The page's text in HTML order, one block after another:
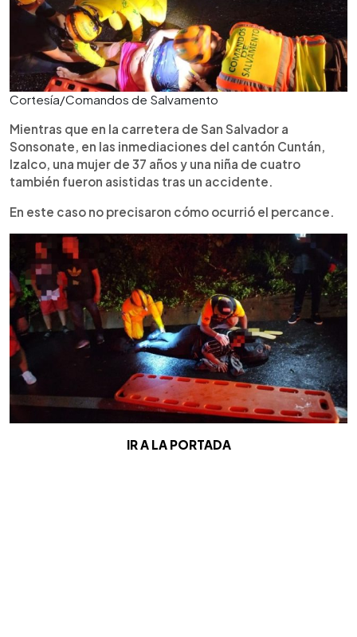
Cortesía/Comandos de Salvamento
Mientras que en la carretera de San Salvador a
Sonsonate, en las inmediaciones del cantón Cuntán,
Izalco, una mujer de 37 años y una niña de cuatro
también fueron asistidas tras un accidente.
En este caso no precisaron cómo ocurrió el percance.
IR A LA PORTADA